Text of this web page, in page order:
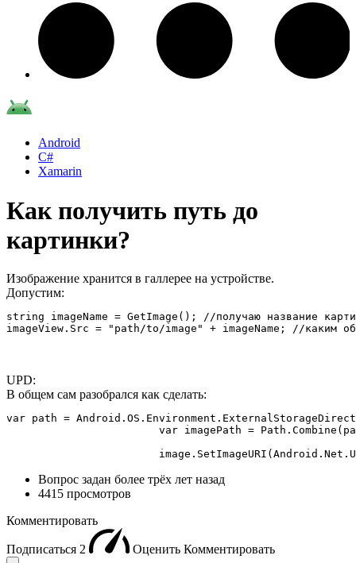
Android
C#
Xamarin
Как получить путь до
картинки?
Изображение хранится в галлерее на устройстве.
Допустим:
string imageName = GetImage(); //получаю название
imageView.Src = "path/to/image" + imageName; //каким
UPD:
В общем сам разобрался как сделать:
var path =
Вопрос задан более трёх лет назад
4415 просмотров
Комментировать
Подписаться 2 Оценить Комментировать